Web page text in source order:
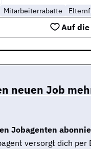
Mitarbeiterrabatte
Auf
neuen Job
Jobagenten
versorgt dich